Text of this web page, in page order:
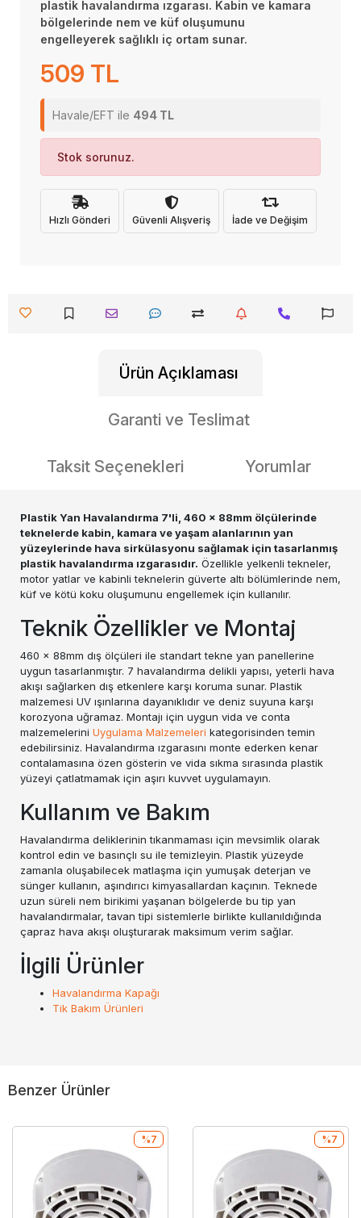
plastik havalandırma ızgarası. Kabin ve kamara
bölgelerinde nem ve küf oluşumunu
engelleyerek sağlıklı iç ortam sunar.
509 TL
Havale/EFT ile 494 TL
Stok sorunuz.
Hızlı Gönderi Güvenli Alışveriş İade ve Değişim
Ürün Açıklaması
Garanti ve Teslimat
Taksit Seçenekleri Yorumlar
Plastik Yan Havalandırma 7'li, 460 x 88mm ölçülerinde
teknelerde kabin, kamara ve yaşam alanlarının yan
yüzeylerinde hava sirkülasyonu sağlamak için tasarlanmış
plastik havalandırma ızgarasıdır. Özellikle yelkenli tekneler,
motor yatlar ve kabinli teknelerin güverte altı bölümlerinde nem,
küf ve kötü koku oluşumunu engellemek için kullanılır.
Teknik Özellikler ve Montaj
460 x 88mm dış ölçüleri ile standart tekne yan panellerine
uygun tasarlanmıştır. 7 havalandırma delikli yapısı, yeterli hava
akışı sağlarken dış etkenlere karşı koruma sunar. Plastik
malzemesi UV ışınlarına dayanıklıdır ve deniz suyuna karşı
korozyona uğramaz. Montajı için uygun vida ve conta
malzemelerini Uygulama Malzemeleri kategorisinden temin
edebilirsiniz. Havalandırma ızgarasını monte ederken kenar
contalamasına özen gösterin ve vida sıkma sırasında plastik
yüzeyi çatlatmamak için aşırı kuvvet uygulamayın.
Kullanım ve Bakım
Havalandırma deliklerinin tıkanmaması için mevsimlik olarak
kontrol edin ve basınçlı su ile temizleyin. Plastik yüzeyde
zamanla oluşabilecek matlaşma için yumuşak deterjan ve
sünger kullanın, aşındırıcı kimyasallardan kaçının. Teknede
uzun süreli nem birikimi yaşanan bölgelerde bu tip yan
havalandırmalar, tavan tipi sistemlerle birlikte kullanıldığında
çapraz hava akışı oluşturarak maksimum verim sağlar.
İlgili Ürünler
Havalandırma Kapağı
Tik Bakım Ürünleri
Benzer Ürünler
%7 %7